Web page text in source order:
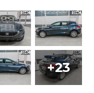
+23